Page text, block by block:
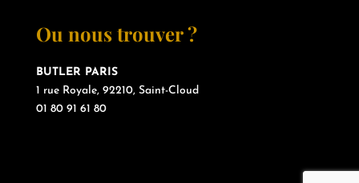
Ou nous trouver ?
BUTLER PARIS
1 rue Royale, 92210, Saint-Cloud
01 80 91 61 80